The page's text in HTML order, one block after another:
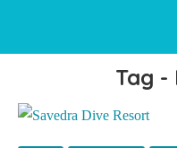
Tag -